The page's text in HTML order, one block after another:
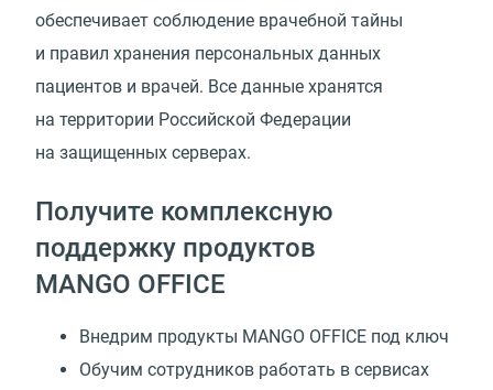
обеспечивает соблюдение врачебной тайны
и правил хранения персональных данных
пациентов и врачей. Все данные хранятся
на территории Российской Федерации
на защищенных серверах.
Получите комплексную
поддержку продуктов
MANGO OFFICE
Внедрим продукты MANGO OFFICE под ключ
Обучим сотрудников работать в сервисах